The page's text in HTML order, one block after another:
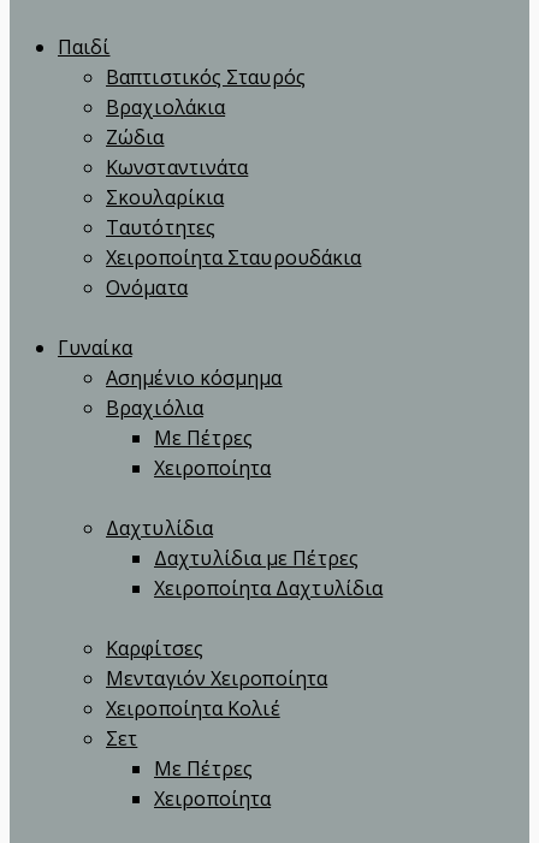
Παιδί
Βαπτιστικός Σταυρός
Βραχιολάκια
Ζώδια
Κωνσταντινάτα
Σκουλαρίκια
Ταυτότητες
Χειροποίητα Σταυρουδάκια
Ονόματα
Γυναίκα
Ασημένιο κόσμημα
Βραχιόλια
Με Πέτρες
Χειροποίητα
Δαχτυλίδια
Δαχτυλίδια με Πέτρες
Χειροποίητα Δαχτυλίδια
Καρφίτσες
Μενταγιόν Χειροποίητα
Χειροποίητα Κολιέ
Σετ
Με Πέτρες
Χειροποίητα